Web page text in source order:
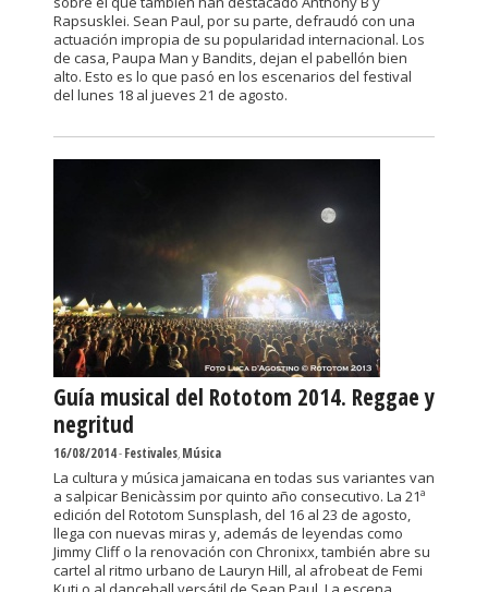
Rapsusklei. Sean Paul, por su parte, defraudó con una
actuación impropia de su popularidad internacional. Los
de casa, Paupa Man y Bandits, dejan el pabellón bien
alto. Esto es lo que pasó en los escenarios del festival
del lunes 18 al jueves 21 de agosto.
Guía musical del Rototom 2014. Reggae y
negritud
16/08/2014-Festivales,Música
La cultura y música jamaicana en todas sus variantes van
a salpicar Benicàssim por quinto año consecutivo. La 21ª
edición del Rototom Sunsplash, del 16 al 23 de agosto,
llega con nuevas miras y, además de leyendas como
Jimmy Cliff o la renovación con Chronixx, también abre su
cartel al ritmo urbano de Lauryn Hill, al afrobeat de Femi